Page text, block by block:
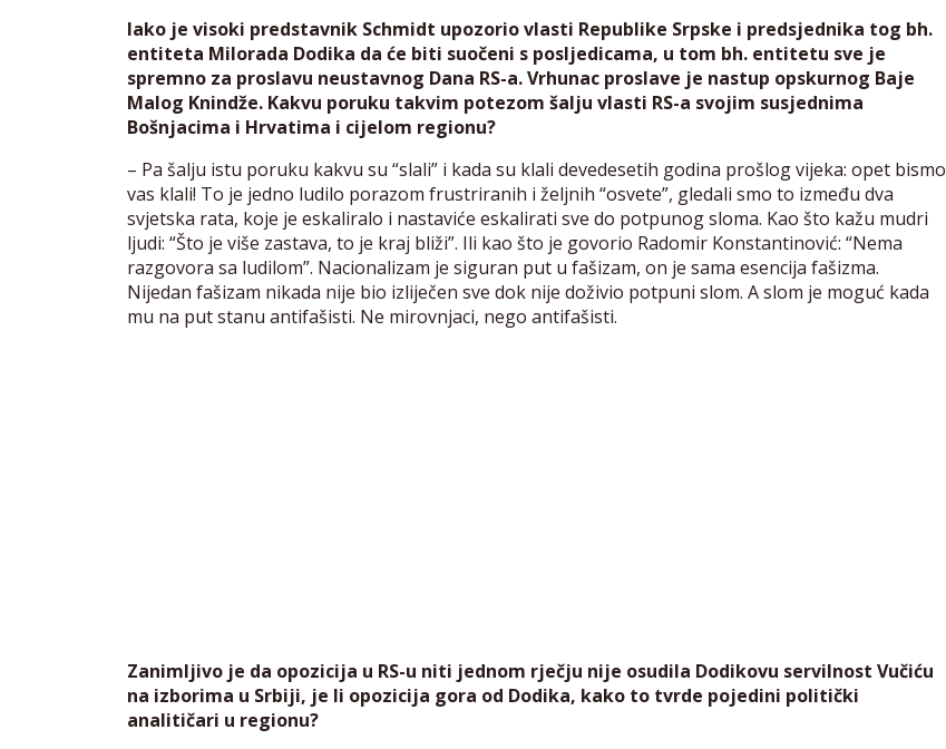
Iako je visoki predstavnik Schmidt upozorio vlasti Republike Srpske i predsjednika tog bh.
entiteta Milorada Dodika da će biti suočeni s posljedicama, u tom bh. entitetu sve je
spremno za proslavu neustavnog Dana RS-a. Vrhunac proslave je nastup opskurnog Baje
Malog Knindže. Kakvu poruku takvim potezom šalju vlasti RS-a svojim susjednima
Bošnjacima i Hrvatima i cijelom regionu?
– Pa šalju istu poruku kakvu su “slali” i kada su klali devedesetih godina prošlog vijeka: opet bismo
vas klali! To je jedno ludilo porazom frustriranih i željnih “osvete”, gledali smo to između dva
svjetska rata, koje je eskaliralo i nastaviće eskalirati sve do potpunog sloma. Kao što kažu mudri
ljudi: “Što je više zastava, to je kraj bliži”. Ili kao što je govorio Radomir Konstantinović: “Nema
razgovora sa ludilom”. Nacionalizam je siguran put u fašizam, on je sama esencija fašizma.
Nijedan fašizam nikada nije bio izliječen sve dok nije doživio potpuni slom. A slom je moguć kada
mu na put stanu antifašisti. Ne mirovnjaci, nego antifašisti.
Zanimljivo je da opozicija u RS-u niti jednom rječju nije osudila Dodikovu servilnost Vučiću
na izborima u Srbiji, je li opozicija gora od Dodika, kako to tvrde pojedini politički
analitičari u regionu?